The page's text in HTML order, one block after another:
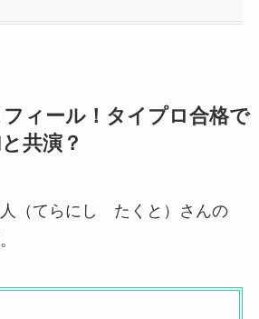
ィール！タイプロ合格で
共演？
（てらにし たくと）さんの